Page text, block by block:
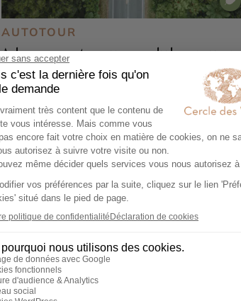
AUTOTOUR
Adresses vertes au pays du long nuage
blanc
23 jours - À partir de /pers
Auckland - Rotorua - Wellington -
Queenstown - Dunedin - Christchurch